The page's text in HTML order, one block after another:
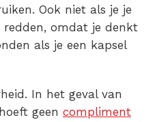
Ook niet als je je
redden, omdat je denkt
als je een kapsel
In het geval van
geen compliment